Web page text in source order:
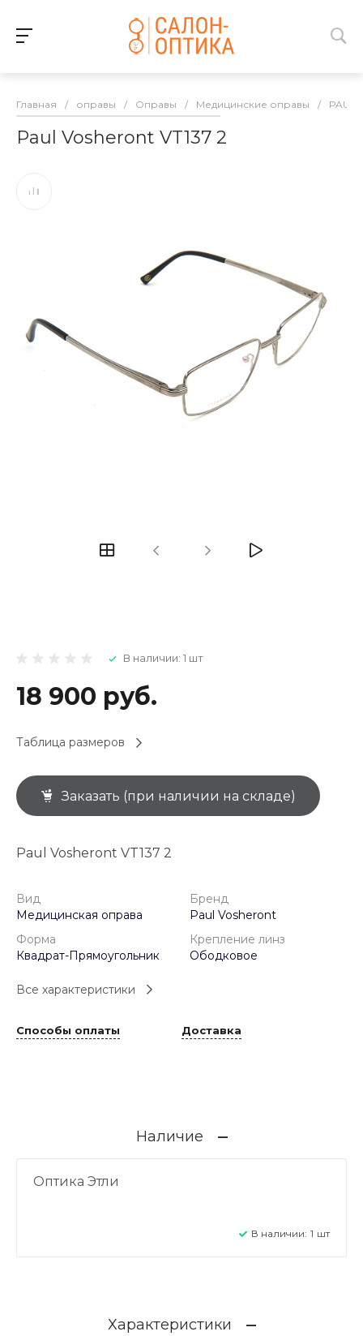
Главная / оправы / Оправы / Медицинские оправы / PAUL
Paul Vosheront VT137 2
В наличии: 1 шт
18 900 руб.
Таблица размеров
Заказать (при наличии на складе)
Paul Vosheront VT137 2
Вид
Медицинская оправа
Бренд
Paul Vosheront
Форма
Квадрат-Прямоугольник
Крепление линз
Ободковое
Все характеристики
Способы оплаты Доставка
Наличие
Оптика Этли
В наличии: 1 шт
Характеристики